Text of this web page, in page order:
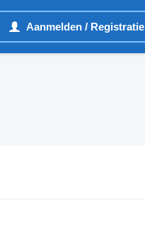
Aanmelden / Registratie